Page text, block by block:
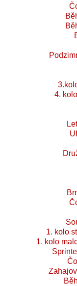
4.
1. kolo
1. kolo